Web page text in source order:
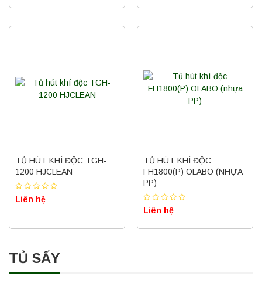
TỦ HÚT KHÍ ĐỘC TGH-
1200 HJCLEAN
Liên hệ
TỦ HÚT KHÍ ĐỘC
FH1800(P) OLABO (NHỰA
PP)
Liên hệ
TỦ SẤY